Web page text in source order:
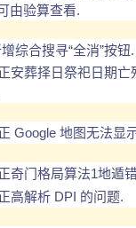
由验算查看.
综合搜寻“全消”按钮.
安葬择日祭祀日期亡
Google 地图无法显
奇门格局算法1地遁
高解析 DPI 的问题.